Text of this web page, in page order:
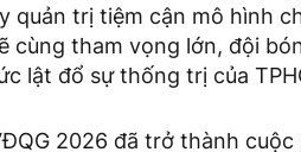
quản trị tiệm cận mô hình
cùng tham vọng lớn, đội
lật đổ sự thống trị của
2026 đã trở thành